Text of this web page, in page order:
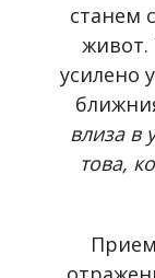
станем
живот.
усилено
влиза в
това,